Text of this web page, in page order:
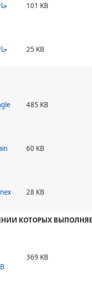
101 KB
25 KB
485 KB
60 KB
28 KB
КОТОРЫХ
369 KB